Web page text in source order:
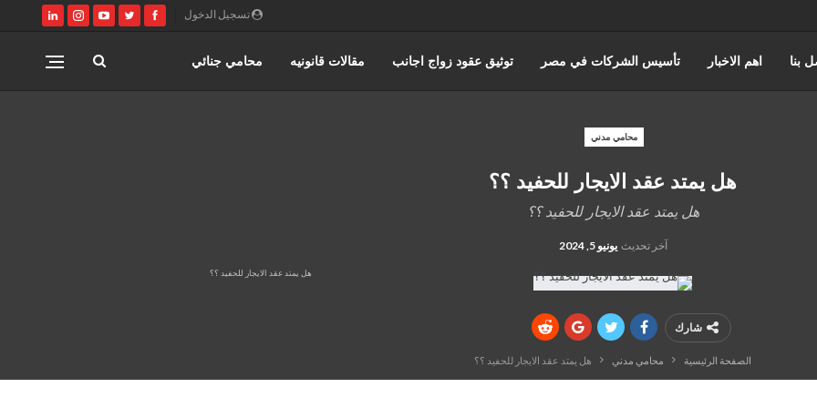
تسجيل الدخول
بنا اهم الاخبار تأسيس الشركات في مصر توثيق عقود زواج اجانب مقالات قانونيه محامي جنائي
اختصاصات مؤسسة حورس للمحاماه قضايا مجلس الدوله والقضاء الاداري
محامي مدني
هل يمتد عقد الايجار للحفيد ؟؟
هل يمتد عقد الايجار للحفيد ؟؟
آخر تحديث يونيو 5, 2024
هل يمتد عقد الايجار للحفيد ؟؟
شارك
الصفحة الرئيسية محامي مدني هل يمتد عقد الايجار للحفيد ؟؟